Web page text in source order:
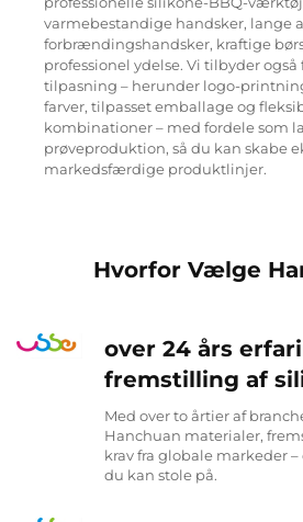
varmebestandige handsker, lange
forbrændingshandsker, kraftige
professionel ydelse. Vi tilbyder også
tilpasning – herunder logo-
farver, tilpasset emballage og
kombinationer – med fordele som
prøveproduktion, så du kan skabe
markedsfærdige produktlinjer.
Hvorfor Vælge
over 24 års
fremstilling af
Med over to årtier af
Hanchuan materialer,
krav fra globale markeder
du kan stole på.